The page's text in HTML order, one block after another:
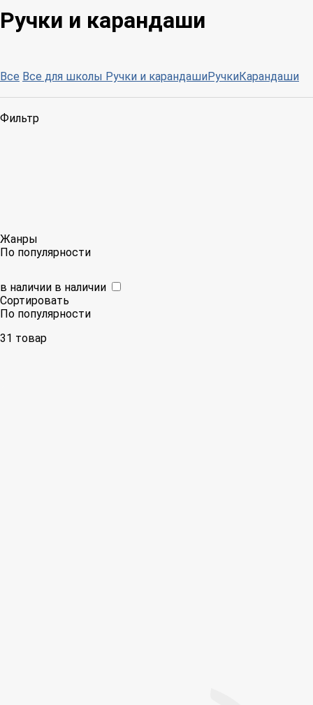
Ручки и карандаши
Все Все для школы Ручки и карандашиРучкиКарандаши
Фильтр
Жанры
По популярности
в наличии в наличии
Сортировать
По популярности
31 товар